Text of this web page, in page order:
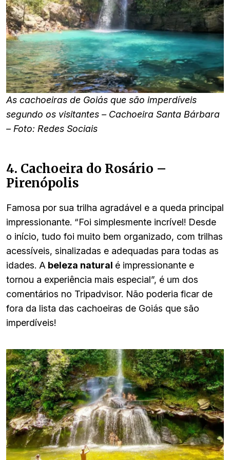
As cachoeiras de Goiás que são imperdíveis
segundo os visitantes – Cachoeira Santa Bárbara
– Foto: Redes Sociais
4. Cachoeira do Rosário –
Pirenópolis
Famosa por sua trilha agradável e a queda principal
impressionante. “Foi simplesmente incrível! Desde
o início, tudo foi muito bem organizado, com trilhas
acessíveis, sinalizadas e adequadas para todas as
idades. A beleza natural é impressionante e
tornou a experiência mais especial”, é um dos
comentários no Tripadvisor. Não poderia ficar de
fora da lista das cachoeiras de Goiás que são
imperdíveis!